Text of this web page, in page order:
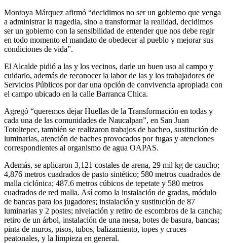
Montoya Márquez afirmó “decidimos no ser un gobierno que venga
a administrar la tragedia, sino a transformar la realidad, decidimos
ser un gobierno con la sensibilidad de entender que nos debe regir
en todo momento el mandato de obedecer al pueblo y mejorar sus
condiciones de vida”.
El Alcalde pidió a las y los vecinos, darle un buen uso al campo y
cuidarlo, además de reconocer la labor de las y los trabajadores de
Servicios Públicos por dar una opción de convivencia apropiada con
el campo ubicado en la calle Barranca Chica.
Agregó “queremos dejar Huellas de la Transformación en todas y
cada una de las comunidades de Naucalpan”, en San Juan
Totoltepec, también se realizaron trabajos de bacheo, sustitución de
luminarias, atención de baches provocados por fugas y atenciones
correspondientes al organismo de agua OAPAS.
Además, se aplicaron 3,121 costales de arena, 29 mil kg de caucho;
4,876 metros cuadrados de pasto sintético; 580 metros cuadrados de
malla ciclónica; 487.6 metros cúbicos de tepetate y 580 metros
cuadrados de red malla. Así como la instalación de gradas, módulo
de bancas para los jugadores; instalación y sustitución de 87
luminarias y 2 postes; nivelación y retiro de escombros de la cancha;
retiro de un árbol, instalación de una mesa, botes de basura, bancas;
pinta de muros, pisos, tubos, balizamiento, topes y cruces
peatonales, y la limpieza en general.